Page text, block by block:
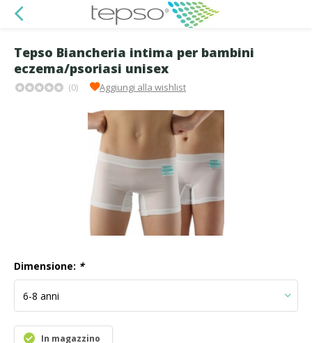
Tepso Biancheria intima per bambini
eczema/psoriasi unisex
(0) Aggiungi alla wishlist
Dimensione: *
In magazzino